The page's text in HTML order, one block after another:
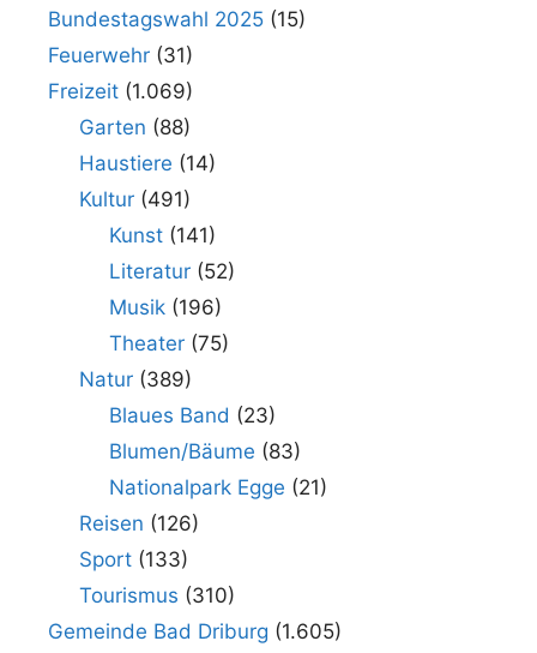
Bundestagswahl 2025 (15)
Feuerwehr (31)
Freizeit (1.069)
Garten (88)
Haustiere (14)
Kultur(491)
Kunst (141)
Literatur (52)
Musik (196)
Theater (75)
Natur(389)
Blaues Band (23)
Blumen/Bäume (83)
Nationalpark Egge (21)
Reisen (126)
Sport(133)
Tourismus (310)
Gemeinde Bad Driburg (1.605)